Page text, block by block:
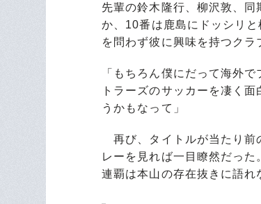
先輩の鈴木隆行、柳沢敦、
か、10番は鹿島にドッシリ
を問わず彼に興味を持つクラ
「もちろん僕にだって海外
トラーズのサッカーを凄く
うかもなって」
再び、タイトルが当たり前
レーを見れば一目瞭然だっ
連覇は本山の存在抜きに語れ